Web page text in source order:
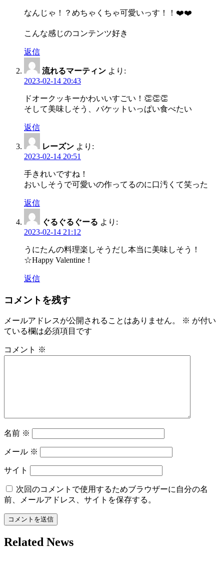
なんじゃ！？めちゃくちゃ可愛いっす！！❤️❤️
こんな感じのコンテンツ好き
返信
流れるマーティン より:
2023-02-14 20:43
ドオークッキーかわいいすごい！👏👏👏
そして美味しそう、バケットいっぱい食べたい
返信
レーズン より:
2023-02-14 20:51
手きれいですね！
おいしそうで可愛いの作ってるのに口汚くて笑った
返信
ぐるぐるぐーる より:
2023-02-14 21:12
うにたんの料理楽しそうだし本当に美味しそう！
☆Happy Valentine！
返信
コメントを残す
メールアドレスが公開されることはありません。 ※ が付い
ている欄は必須項目です
コメント ※
名前 ※
メール ※
サイト
次回のコメントで使用するためブラウザーに自分の名
前、メールアドレス、サイトを保存する。
Related News